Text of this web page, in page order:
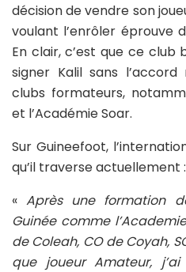
décision de vendre son
voulant l’enrôler éprouve
En clair, c’est que ce
signer Kalil sans
clubs formateurs,
et l’Académie Soar.
Sur Guineefoot,
qu’il traverse actuellement :
«Après une formation
Guinée comme
de Coleah, CO de Coyah,
que joueur Amateur,